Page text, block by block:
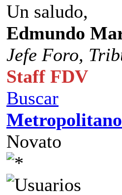
Un saludo,
Edmundo
Jefe Foro,
Staff FDV
Buscar
Novato